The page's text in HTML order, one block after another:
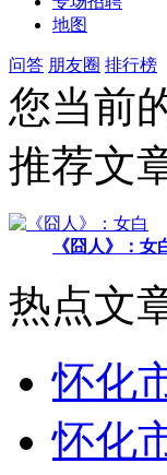
地图
问答 朋友圈 排行榜
您当前
推荐文
《囧人》：女
热点文
怀化
怀化